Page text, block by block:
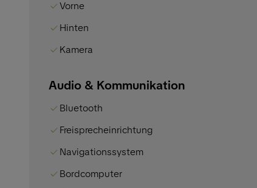
Vorne
Hinten
Kamera
Audio & Kommunikation
Bluetooth
Freisprecheinrichtung
Navigationssystem
Bordcomputer